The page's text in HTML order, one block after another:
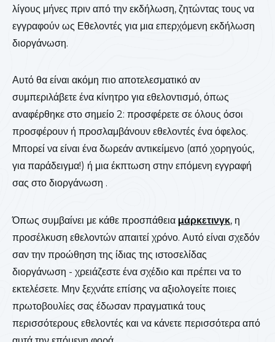
λίγους μήνες πριν από την εκδήλωση, ζητώντας τους να
εγγραφούν ως Εθελοντές για μια επερχόμενη εκδήλωση
διοργάνωση.
Αυτό θα είναι ακόμη πιο αποτελεσματικό αν
συμπεριλάβετε ένα κίνητρο για εθελοντισμό, όπως
αναφέρθηκε στο σημείο 2: προσφέρετε σε όλους όσοι
προσφέρουν ή προσλαμβάνουν εθελοντές ένα όφελος.
Μπορεί να είναι ένα δωρεάν αντικείμενο (από χορηγούς,
για παράδειγμα!) ή μια έκπτωση στην επόμενη εγγραφή
σας στο διοργάνωση .
Όπως συμβαίνει με κάθε προσπάθεια μάρκετινγκ, η
προσέλκυση εθελοντών απαιτεί χρόνο. Αυτό είναι σχεδόν
σαν την προώθηση της ίδιας της ιστοσελίδας
διοργάνωση - χρειάζεστε ένα σχέδιο και πρέπει να το
εκτελέσετε. Μην ξεχνάτε επίσης να αξιολογείτε ποιες
πρωτοβουλίες σας έδωσαν πραγματικά τους
περισσότερους εθελοντές και να κάνετε περισσότερα από